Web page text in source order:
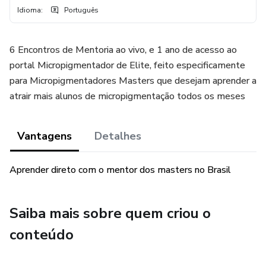
Idioma: Português
6 Encontros de Mentoria ao vivo, e 1 ano de acesso ao
portal Micropigmentador de Elite, feito especificamente
para Micropigmentadores Masters que desejam aprender a
atrair mais alunos de micropigmentação todos os meses
Vantagens Detalhes
Aprender direto com o mentor dos masters no Brasil
Saiba mais sobre quem criou o
conteúdo